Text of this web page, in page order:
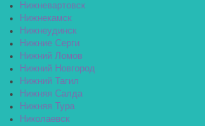
Нижневартовск
Нижнекамск
Нижнеудинск
Нижние Серги
Нижний Ломов
Нижний Новгород
Нижний Тагил
Нижняя Салда
Нижняя Тура
Николаевск